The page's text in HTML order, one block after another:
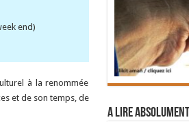
end)
à la renommée
et de son temps, de
A lire absolument